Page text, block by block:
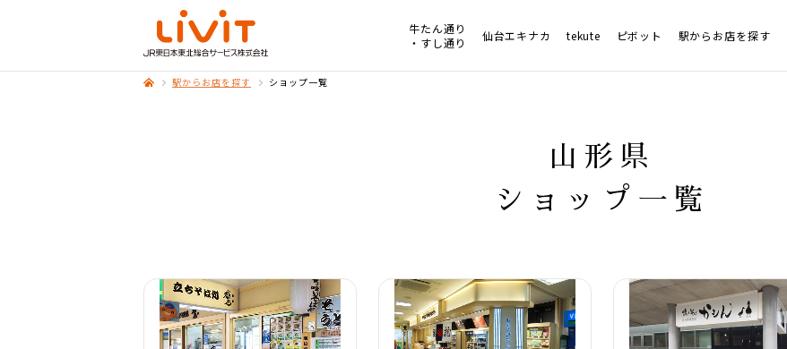
牛たん通り
・すし通り
仙台エキナカ tekute ピボット 駅からお店を探す
駅からお店を探す ショップ一覧
山形県
ショップ一覧